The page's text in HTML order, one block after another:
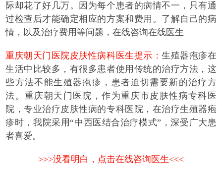
际却花了好几万。因为每个患者的病情不一，只有通
过检查后才能确定相应的方案和费用。了解自己的病
情，以及治疗费用等问题，在线咨询在线医生
重庆朝天门医院皮肤性病科医生提示：生殖器疱疹在
生活中比较多，有很多患者使用传统的治疗方法，这
些方法不能生殖器疱疹，患者迫切需要新的治疗方
法。重庆朝天门医院，作为重庆市皮肤性病专科医
院，专业治疗皮肤性病的专科医院，在治疗生殖器疱
疹时，我院采用“中西医结合治疗模式”，深受广大患
者喜爱。
>>>没看明白，点击在线咨询医生<<<